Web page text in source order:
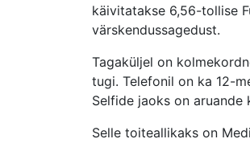
käivitatakse 6,56-tollise
värskendussagedust.
Tagaküljel on
tugi. Telefonil on ka 12-
Selfide jaoks on aruande
Selle toiteallikaks on